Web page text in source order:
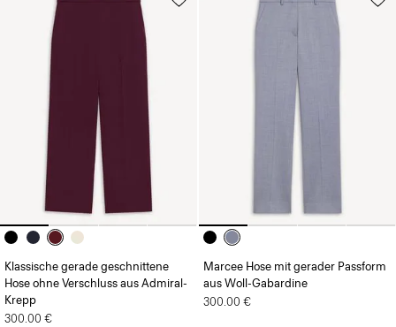
Klassische gerade geschnittene
Hose ohne Verschluss aus Admiral-
Krepp
300.00 €
Marcee Hose mit gerader Passform
aus Woll-Gabardine
300.00 €